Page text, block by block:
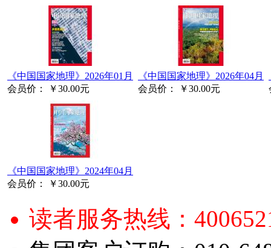
《中国国家地理》2026年01月
会员价：
￥30.00元
《中国国家地理》2026年04月
会员价：
￥30.00元
《中国国家地理》2024年04月
会员价：
￥30.00元
读者服务热线：